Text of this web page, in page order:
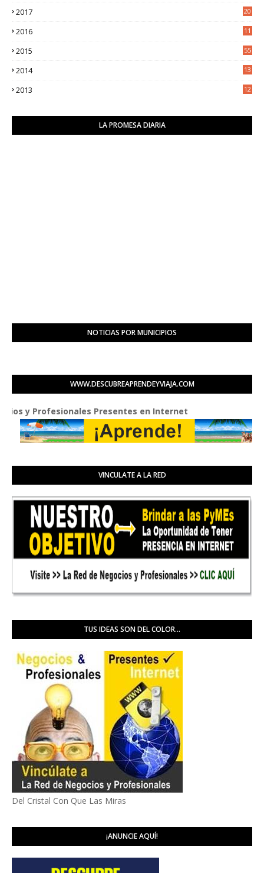
2017
20
2016
11
2015 55
2014
13
2013
12
LA PROMESA DIARIA
NOTICIAS POR MUNICIPIOS
WWW.DESCUBREAPRENDEYVIAJA.COM
Presentes en Internet
VINCULATE A LA RED
TUS IDEAS SON DEL COLOR...
Del Cristal Con Que Las Miras
¡ANUNCIE AQUÍ!